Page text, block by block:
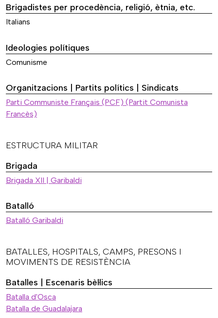
Brigadistes per procedència, religió, ètnia, etc.
Italians
Ideologies polítiques
Comunisme
Organitzacions | Partits polítics | Sindicats
Parti Communiste Français (PCF) (Partit Comunista
Francès)
ESTRUCTURA MILITAR
Brigada
Brigada XII | Garibaldi
Batalló
Batalló Garibaldi
BATALLES, HOSPITALS, CAMPS, PRESONS I
MOVIMENTS DE RESISTÈNCIA
Batalles | Escenaris bèl·lics
Batalla d'Osca
Batalla de Guadalajara